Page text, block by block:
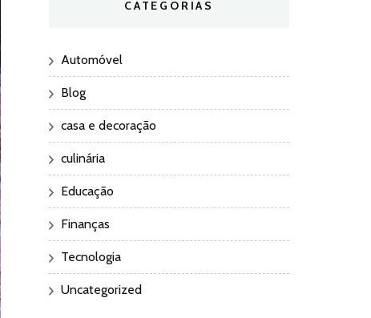
CATEGORIAS
Automóvel
Blog
casa e decoração
culinária
Educação
Finanças
Tecnologia
Uncategorized